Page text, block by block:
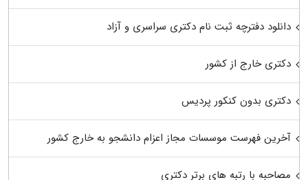
دانلود دفترچه ثبت نام دکتری سراسری و آزاد
دکتری خارج از کشور
دکتری بدون کنکور پردیس
آخرین فهرست موسسات مجاز اعزام دانشجو به خارج کشور
مصاحبه با رتبه های برتر دکتری